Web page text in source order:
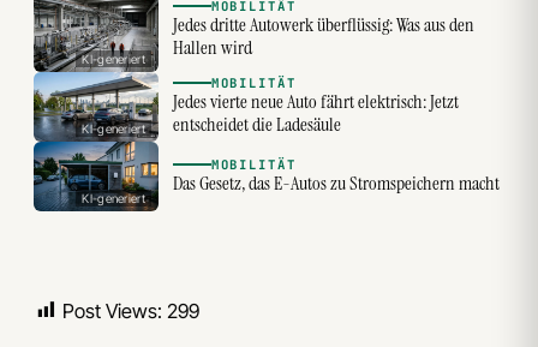
KI-generiert
MOBILITÄT
Jedes dritte Autowerk überflüssig: Was aus den
Hallen wird
KI-generiert
MOBILITÄT
Jedes vierte neue Auto fährt elektrisch: Jetzt
entscheidet die Ladesäule
KI-generiert
MOBILITÄT
Das Gesetz, das E-Autos zu Stromspeichern macht
Post Views: 299